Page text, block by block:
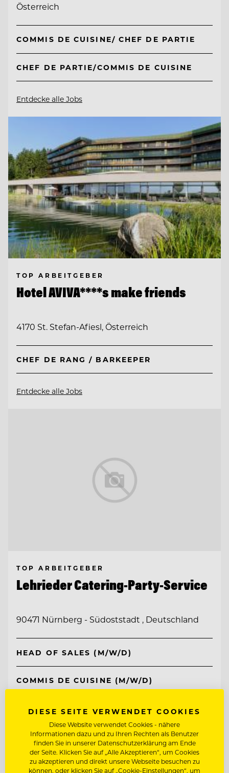
Österreich
COMMIS DE CUISINE/ CHEF DE PARTIE
CHEF DE PARTIE/COMMIS DE CUISINE
Entdecke alle Jobs
TOP ARBEITGEBER
Hotel AVIVA****s make friends
4170 St. Stefan-Afiesl, Österreich
CHEF DE RANG / BARKEEPER
Entdecke alle Jobs
TOP ARBEITGEBER
Lehrieder Catering-Party-Service
90471 Nürnberg - Südoststadt , Deutschland
HEAD OF SALES (M/W/D)
COMMIS DE CUISINE (M/W/D)
Entdecke alle Jobs
DIESE SEITE VERWENDET COOKIES
Diese Website verwendet Cookies - nähere
Informationen dazu und zu Ihren Rechten als Benutzer
finden Sie in unserer Datenschutzerklärung am Ende
der Seite. Klicken Sie auf „Alle Akzeptieren“, um Cookies
zu akzeptieren und direkt unsere Webseite besuchen zu
können, oder klicken Sie auf „Cookie-Einstellungen“, um